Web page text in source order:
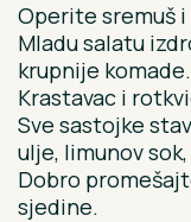
Operite sremuš
Mladu salatu
krupnije komade.
Krastavac i
Sve sastojke
ulje, limunov
Dobro
sjedine.